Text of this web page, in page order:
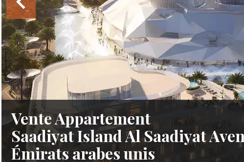
Vente Appartement
Saadiyat Island Al Saadiyat
Émirats arabes unis